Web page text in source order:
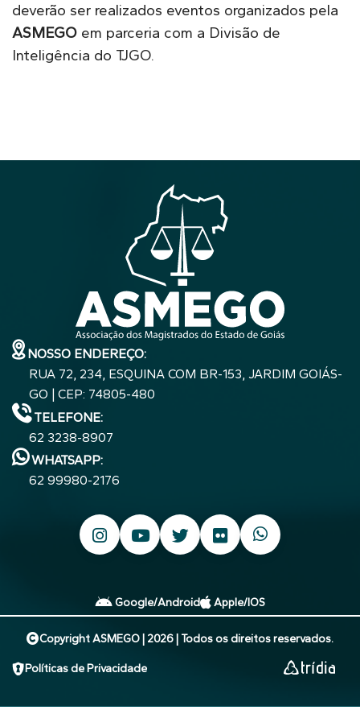
deverão ser realizados eventos organizados pela
ASMEGO em parceria com a Divisão de
Inteligência do TJGO.
NOSSO ENDEREÇO:
RUA 72, 234, ESQUINA COM BR-153, JARDIM GOIÁS-
GO | CEP: 74805-480
TELEFONE:
62 3238-8907
WHATSAPP:
62 99980-2176
Google/Android Apple/IOS
Copyright ASMEGO | 2026 | Todos os direitos reservados.
Políticas de Privacidade